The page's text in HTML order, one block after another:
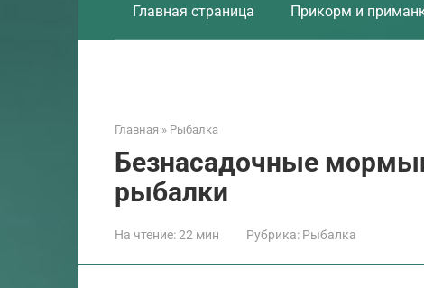
Главная страница Прикорм и
Главная » Рыбалка
Безнасадочные
рыбалки
На чтение:22 мин Рубрика: Рыбалка